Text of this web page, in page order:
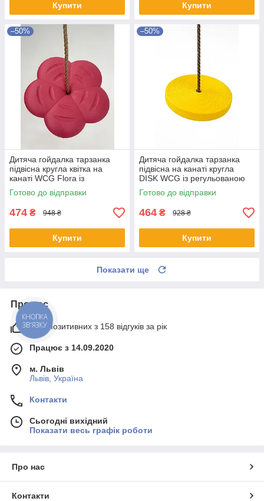
Купити Купити
–50%
Дитяча гойдалка тарзанка
підвісна кругла квітка на
канаті WCG Flora із
регульованою висотою для
саду Рожевий
Готово до відправки
474 ₴ 948 ₴
Купити
–50%
Дитяча гойдалка тарзанка
підвісна на канаті кругла
DISK WCG із регульованою
висотою мотузки для саду
Жовтий
Готово до відправки
464 ₴ 928 ₴
Купити
Показати ще
Про нас
99% позитивних з 158 відгуків за рік
Працює з 14.09.2020
м. Львів
Львів, Україна
Контакти
Сьогодні вихідний
Показати весь графік роботи
Про нас
Контакти
КНОПКА
ЗВ'ЯЗКУ